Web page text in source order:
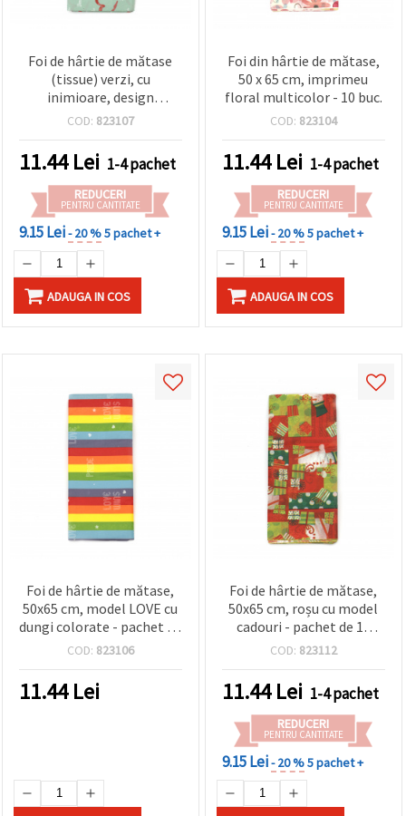
Foi de hârtie de mătase
(tissue) verzi, cu
inimioare, design
„Douglas”, 50x65 cm –
DIY și ambalaj cadouri
COD: 823107
11.44Lei 1-4 pachet
REDUCERI
PENTRU CANTITATE
9.15 Lei- 20 %5 pachet +
ADAUGA IN COS
Foi din hârtie de mătase,
50 x 65 cm, imprimeu
floral multicolor - 10 buc.
COD: 823104
11.44Lei 1-4 pachet
REDUCERI
PENTRU CANTITATE
9.15 Lei- 20 %5 pachet +
ADAUGA IN COS
Foi de hârtie de mătase,
50x65 cm, model LOVE cu
dungi colorate - pachet de
10
COD: 823106
11.44Lei
Foi de hârtie de mătase,
50x65 cm, roșu cu model
cadouri - pachet de 10
bucăți
COD: 823112
11.44Lei 1-4 pachet
REDUCERI
PENTRU CANTITATE
9.15 Lei- 20 %5 pachet +